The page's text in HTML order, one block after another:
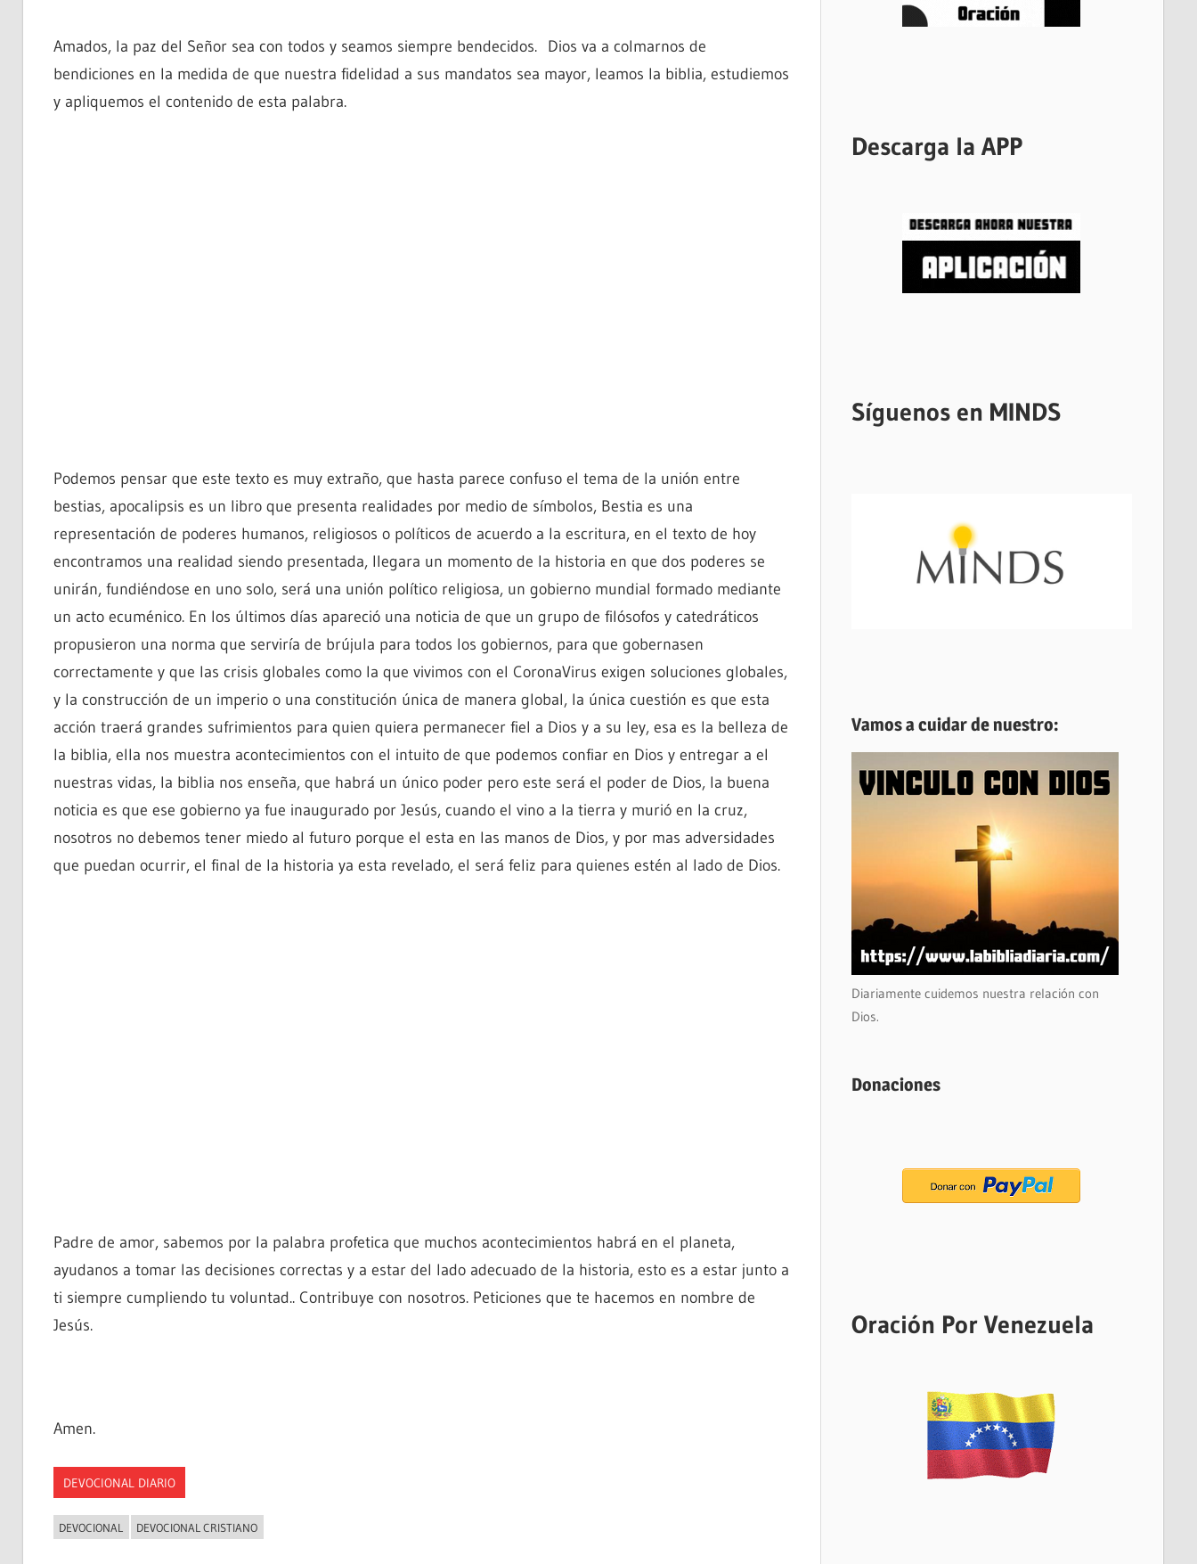
Amados, la paz del Señor sea con todos y seamos siempre bendecidos. Dios va a colmarnos de
bendiciones en la medida de que nuestra fidelidad a sus mandatos sea mayor, leamos la biblia, estudiemos
y apliquemos el contenido de esta palabra.
Podemos pensar que este texto es muy extraño, que hasta parece confuso el tema de la unión entre
bestias, apocalipsis es un libro que presenta realidades por medio de símbolos, Bestia es una
representación de poderes humanos, religiosos o políticos de acuerdo a la escritura, en el texto de hoy
encontramos una realidad siendo presentada, llegara un momento de la historia en que dos poderes se
unirán, fundiéndose en uno solo, será una unión político religiosa, un gobierno mundial formado mediante
un acto ecuménico. En los últimos días apareció una noticia de que un grupo de filósofos y catedráticos
propusieron una norma que serviría de brújula para todos los gobiernos, para que gobernasen
correctamente y que las crisis globales como la que vivimos con el CoronaVirus exigen soluciones globales,
y la construcción de un imperio o una constitución única de manera global, la única cuestión es que esta
acción traerá grandes sufrimientos para quien quiera permanecer fiel a Dios y a su ley, esa es la belleza de
la biblia, ella nos muestra acontecimientos con el intuito de que podemos confiar en Dios y entregar a el
nuestras vidas, la biblia nos enseña, que habrá un único poder pero este será el poder de Dios, la buena
noticia es que ese gobierno ya fue inaugurado por Jesús, cuando el vino a la tierra y murió en la cruz,
nosotros no debemos tener miedo al futuro porque el esta en las manos de Dios, y por mas adversidades
que puedan ocurrir, el final de la historia ya esta revelado, el será feliz para quienes estén al lado de Dios.
Padre de amor, sabemos por la palabra profetica que muchos acontecimientos habrá en el planeta,
ayudanos a tomar las decisiones correctas y a estar del lado adecuado de la historia, esto es a estar junto a
ti siempre cumpliendo tu voluntad.. Contribuye con nosotros. Peticiones que te hacemos en nombre de
Jesús.
Amen.
DEVOCIONAL DIARIO
DEVOCIONAL DEVOCIONAL CRISTIANO
Descarga la APP
Síguenos en MINDS
Vamos a cuidar de nuestro:
Diariamente cuidemos nuestra relación con
Dios.
Donaciones
Oración Por Venezuela